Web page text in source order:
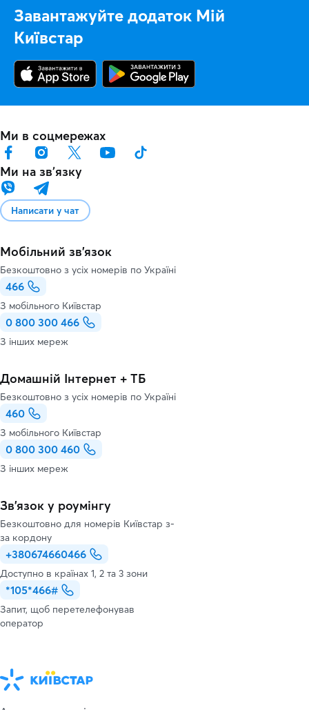
Завантажуйте додаток Мій
Київстар
Ми в соцмережах
Ми на звʼязку
Написати у чат
Мобільний зв'язок
Безкоштовно з усіх номерів по Україні
466
З мобільного Київстар
0 800 300 466
З інших мереж
Домашній Інтернет + ТБ
Безкоштовно з усіх номерів по Україні
460
З мобільного Київстар
0 800 300 460
З інших мереж
Зв’язок у роумінгу
Безкоштовно для номерів Київстар з-
за кордону
+380674660466
Доступно в країнах 1, 2 та 3 зони
*105*466#
Запит, щоб перетелефонував
оператор